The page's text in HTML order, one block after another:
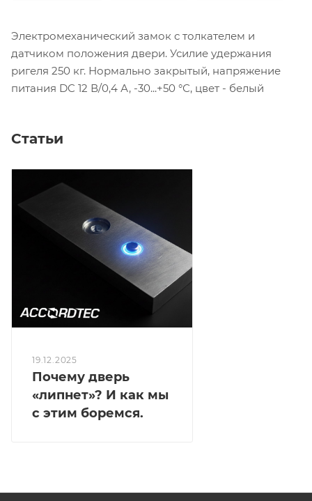
Электромеханический замок с толкателем и
датчиком положения двери. Усилие удержания
ригеля 250 кг. Нормально закрытый, напряжение
питания DC 12 В/0,4 А, -30...+50 °С, цвет - белый
Статьи
19.12.2025
Почему дверь
«липнет»? И как мы
с этим боремся.